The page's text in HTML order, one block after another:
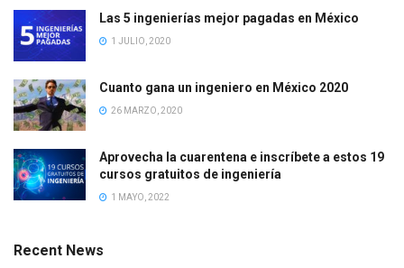
Las 5 ingenierías mejor pagadas en México
1 JULIO, 2020
Cuanto gana un ingeniero en México 2020
26 MARZO, 2020
Aprovecha la cuarentena e inscríbete a estos 19
cursos gratuitos de ingeniería
1 MAYO, 2022
Recent News